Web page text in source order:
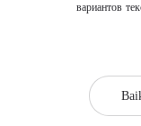
вариантов